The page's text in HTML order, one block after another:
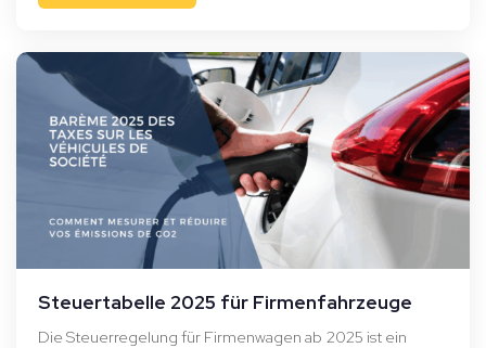
Steuertabelle 2025 für Firmenfahrzeuge
Die Steuerregelung für Firmenwagen ab 2025 ist ein